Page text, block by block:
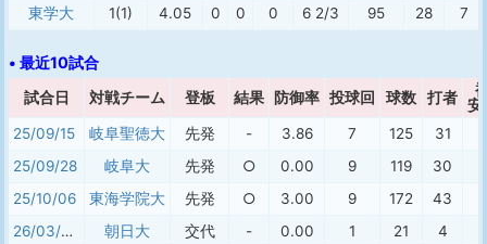
東学大
1(1) 4.05 0 0 0 6 2/3 95 28 7
• 最近10試合
試合日 対戦チーム 登板 結果 防御率 投球回 球数 打者 安
25/09/15
岐阜聖徳大 先発 - 3.86 7 125 31
25/09/28
岐阜大 先発 ○ 0.00 9 119 30
25/10/06
東海学院大 先発 ○ 3.00 9 172 43
26/03/30
朝日大 交代 - 0.00 1 21 4